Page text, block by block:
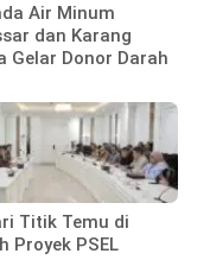
Air Minum
dan Karang
Gelar Donor Darah
Titik Temu di
Proyek PSEL